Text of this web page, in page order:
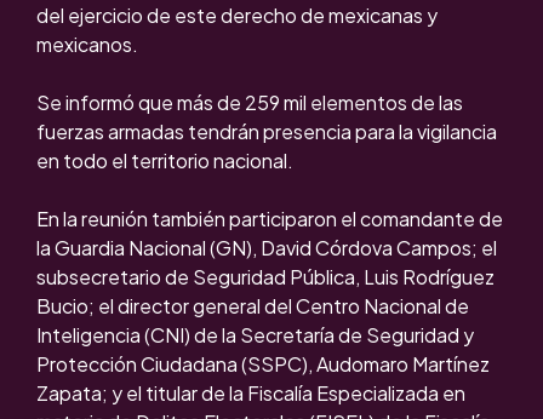
del ejercicio de este derecho de mexicanas y
mexicanos.
Se informó que más de 259 mil elementos de las
fuerzas armadas tendrán presencia para la vigilancia
en todo el territorio nacional.
En la reunión también participaron el comandante de
la Guardia Nacional (GN), David Córdova Campos; el
subsecretario de Seguridad Pública, Luis Rodríguez
Bucio; el director general del Centro Nacional de
Inteligencia (CNI) de la Secretaría de Seguridad y
Protección Ciudadana (SSPC), Audomaro Martínez
Zapata; y el titular de la Fiscalía Especializada en